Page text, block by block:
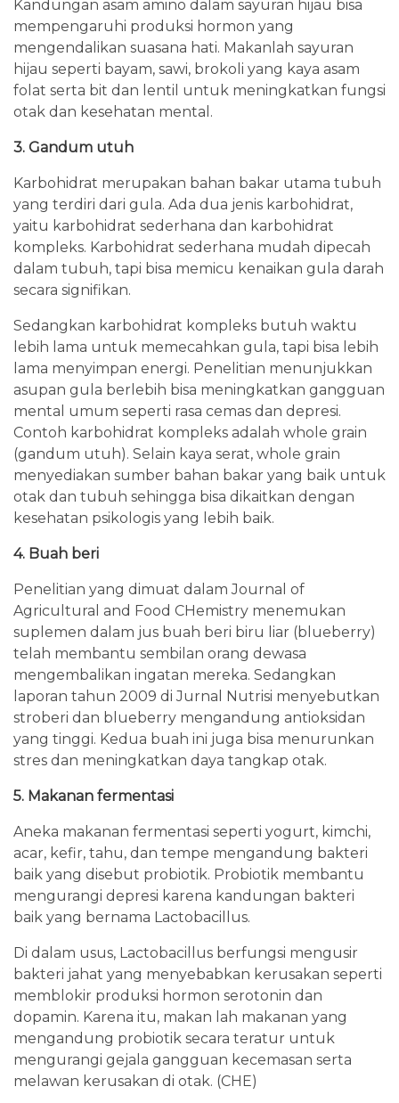
Kandungan asam amino dalam sayuran hijau bisa
mempengaruhi produksi hormon yang
mengendalikan suasana hati. Makanlah sayuran
hijau seperti bayam, sawi, brokoli yang kaya asam
folat serta bit dan lentil untuk meningkatkan fungsi
otak dan kesehatan mental.
3. Gandum utuh
Karbohidrat merupakan bahan bakar utama tubuh
yang terdiri dari gula. Ada dua jenis karbohidrat,
yaitu karbohidrat sederhana dan karbohidrat
kompleks. Karbohidrat sederhana mudah dipecah
dalam tubuh, tapi bisa memicu kenaikan gula darah
secara signifikan.
Sedangkan karbohidrat kompleks butuh waktu
lebih lama untuk memecahkan gula, tapi bisa lebih
lama menyimpan energi. Penelitian menunjukkan
asupan gula berlebih bisa meningkatkan gangguan
mental umum seperti rasa cemas dan depresi.
Contoh karbohidrat kompleks adalah whole grain
(gandum utuh). Selain kaya serat, whole grain
menyediakan sumber bahan bakar yang baik untuk
otak dan tubuh sehingga bisa dikaitkan dengan
kesehatan psikologis yang lebih baik.
4. Buah beri
Penelitian yang dimuat dalam Journal of
Agricultural and Food CHemistry menemukan
suplemen dalam jus buah beri biru liar (blueberry)
telah membantu sembilan orang dewasa
mengembalikan ingatan mereka. Sedangkan
laporan tahun 2009 di Jurnal Nutrisi menyebutkan
stroberi dan blueberry mengandung antioksidan
yang tinggi. Kedua buah ini juga bisa menurunkan
stres dan meningkatkan daya tangkap otak.
5. Makanan fermentasi
Aneka makanan fermentasi seperti yogurt, kimchi,
acar, kefir, tahu, dan tempe mengandung bakteri
baik yang disebut probiotik. Probiotik membantu
mengurangi depresi karena kandungan bakteri
baik yang bernama Lactobacillus.
Di dalam usus, Lactobacillus berfungsi mengusir
bakteri jahat yang menyebabkan kerusakan seperti
memblokir produksi hormon serotonin dan
dopamin. Karena itu, makan lah makanan yang
mengandung probiotik secara teratur untuk
mengurangi gejala gangguan kecemasan serta
melawan kerusakan di otak. (CHE)